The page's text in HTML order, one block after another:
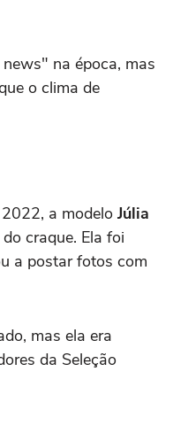
na época, mas
o clima de
a modelo Júlia
craque. Ela foi
a postar fotos com
mas ela era
da Seleção